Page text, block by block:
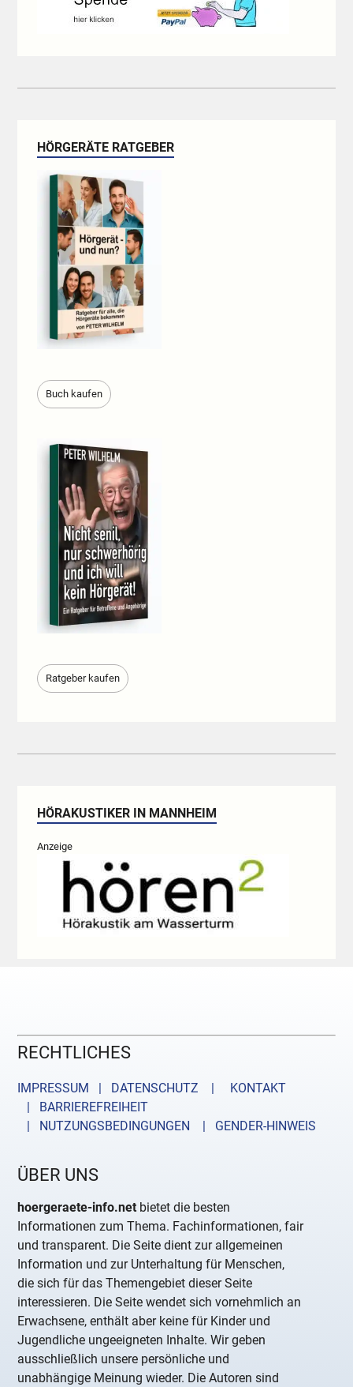
HÖRGERÄTE RATGEBER
Buch kaufen
Ratgeber kaufen
HÖRAKUSTIKER IN MANNHEIM
Anzeige
RECHTLICHES
IMPRESSUM | DATENSCHUTZ |
KONTAKT
| BARRIEREFREIHEIT
| NUTZUNGSBEDINGUNGEN
| GENDER-HINWEIS
ÜBER UNS
hoergeraete-info.net bietet die besten
Informationen zum Thema. Fachinformationen, fair
und transparent. Die Seite dient zur allgemeinen
Information und zur Unterhaltung für Menschen,
die sich für das Themengebiet dieser Seite
interessieren. Die Seite wendet sich vornehmlich an
Erwachsene, enthält aber keine für Kinder und
Jugendliche ungeeigneten Inhalte. Wir geben
ausschließlich unsere persönliche und
unabhängige Meinung wieder. Die Autoren sind